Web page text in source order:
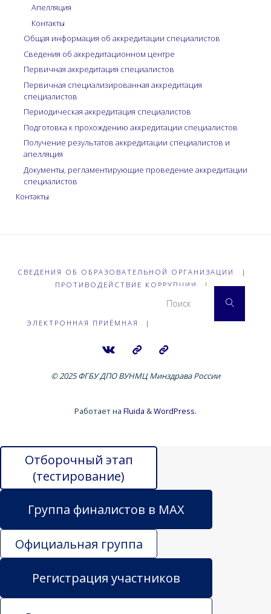
Апелляция
Контакты
Общая информация об аккредитации специалистов
Сведения об аккредитационном центре
Первичная аккредитация специалистов
Первичная специализированная аккредитация
специалистов
Периодическая аккредитация специалистов
Подготовка к прохождению аккредитации специалистов
Получение результатов аккредитации специалистов и
апелляция
Документы, регламентирующие проведение аккредитации
специалистов
Контакты
СВЕДЕНИЯ ОБ ОБРАЗОВАТЕЛЬНОЙ ОРГАНИЗАЦИИ
|
ПРОТИВОДЕЙСТВИЕ КОРРУПЦИИ
|
ЭЛЕКТРОННАЯ ПРИЁМНАЯ |
Поиск
© 2025 ФГБУ ДПО ВУНМЦ Минздрава России
Работает на Fluida &WordPress.
Отборочный этап
(тестирование)
Группа финалистов в MAX
Официальная группа
Регистрация участников